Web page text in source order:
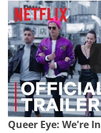
Queer Eye: We're